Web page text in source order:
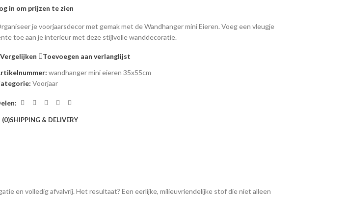
in om prijzen te zien
je voorjaarsdecor met gemak met de Wandhanger mini Eieren. Voeg een vleugje
toe aan je interieur met deze stijlvolle wanddecoratie.
Vergelijken
Toevoegen aan verlanglijst
wandhanger mini eieren 35x55cm
Voorjaar
(0)SHIPPING & DELIVERY
en volledig afvalvrij. Het resultaat? Een eerlijke, milieuvriendelijke stof die niet alleen